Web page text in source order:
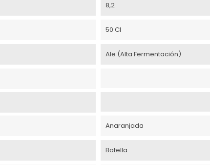
8,2
50 Cl
Ale (Alta Fermentación)
Anaranjada
Botella